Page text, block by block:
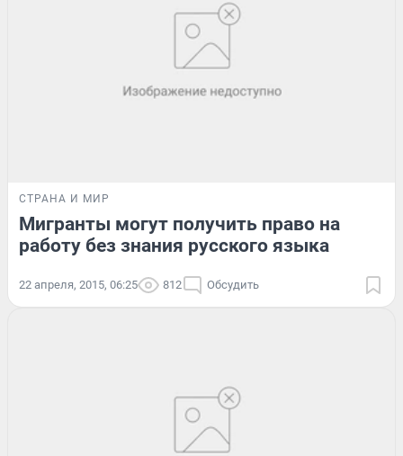
СТРАНА И МИР
Мигранты могут получить право на
работу без знания русского языка
22 апреля, 2015, 06:25 812 Обсудить